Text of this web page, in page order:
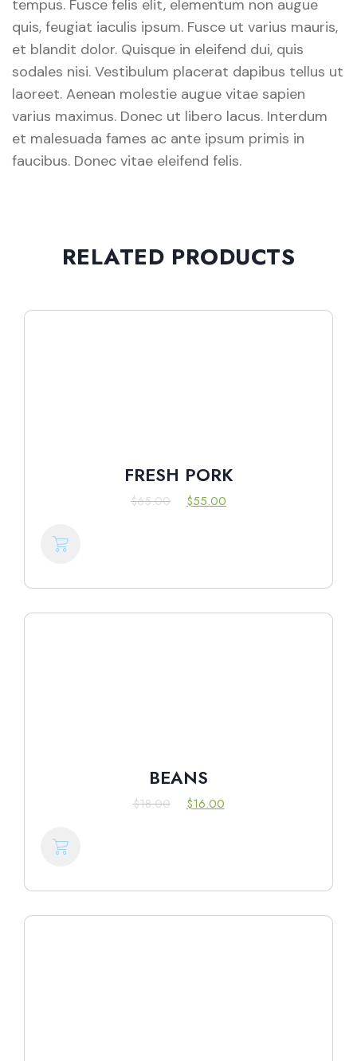
tempus. Fusce felis elit, elementum non augue
quis, feugiat iaculis ipsum. Fusce ut varius mauris,
et blandit dolor. Quisque in eleifend dui, quis
sodales nisi. Vestibulum placerat dapibus tellus ut
laoreet. Aenean molestie augue vitae sapien
varius maximus. Donec ut libero lacus. Interdum
et malesuada fames ac ante ipsum primis in
faucibus. Donec vitae eleifend felis.
RELATED PRODUCTS
FRESH PORK
$65.00 $55.00
BEANS
$18.00 $16.00